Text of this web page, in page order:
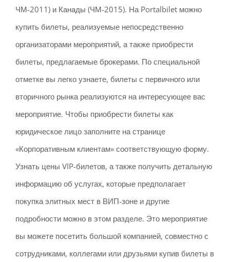
ЧМ-2011) и Канады (ЧМ-2015). На Portalbilet можно
купить билеты, реализуемые непосредственно
организаторами мероприятий, а также приобрести
билеты, предлагаемые брокерами. По специальной
отметке вы легко узнаете, билеты с первичного или
вторичного рынка реализуются на интересующее вас
мероприятие. Чтобы приобрести билеты как
юридическое лицо заполните на странице
«Корпоративным клиентам» соответствующую форму.
Узнать цены VIP-билетов, а также получить детальную
информацию об услугах, которые предполагает
покупка элитных мест в ВИП-зоне и другие
подробности можно в этом разделе. Это мероприятие
вы можете посетить большой компанией, совместно с
сотрудниками, коллегами или друзьями купив билеты в